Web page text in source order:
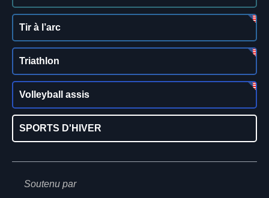
Tir à l’arc
Triathlon
Volleyball assis
SPORTS D'HIVER
Soutenu par